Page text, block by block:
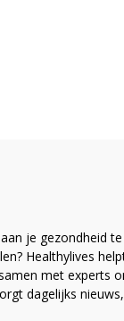
je gezondheid
Healthylives
met
dagelijks